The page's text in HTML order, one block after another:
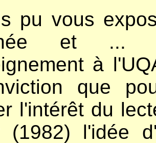
pu vous
et ...
à
que
l'intérêt du
(1982) l'idée